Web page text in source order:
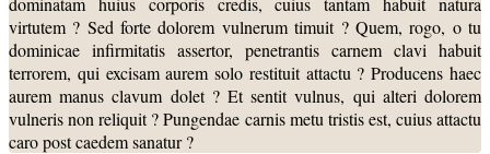
virtutem ? Sed forte dolorem vulnerum timuit ? Quem, rogo, o tu
dominicae infirmitatis assertor, penetrantis carnem clavi habuit
terrorem, qui excisam aurem solo restituit attactu ? Producens haec
aurem manus clavum dolet ? Et sentit vulnus, qui alteri dolorem
vulneris non reliquit ? Pungendae carnis metu tristis est, cuius attactu
caro post caedem sanatur ?